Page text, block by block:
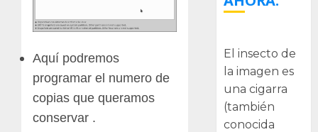
Aquí podremos
programar el numero de
copias que queramos
conservar .
El insecto de
la imagen es
una cigarra
(también
conocida